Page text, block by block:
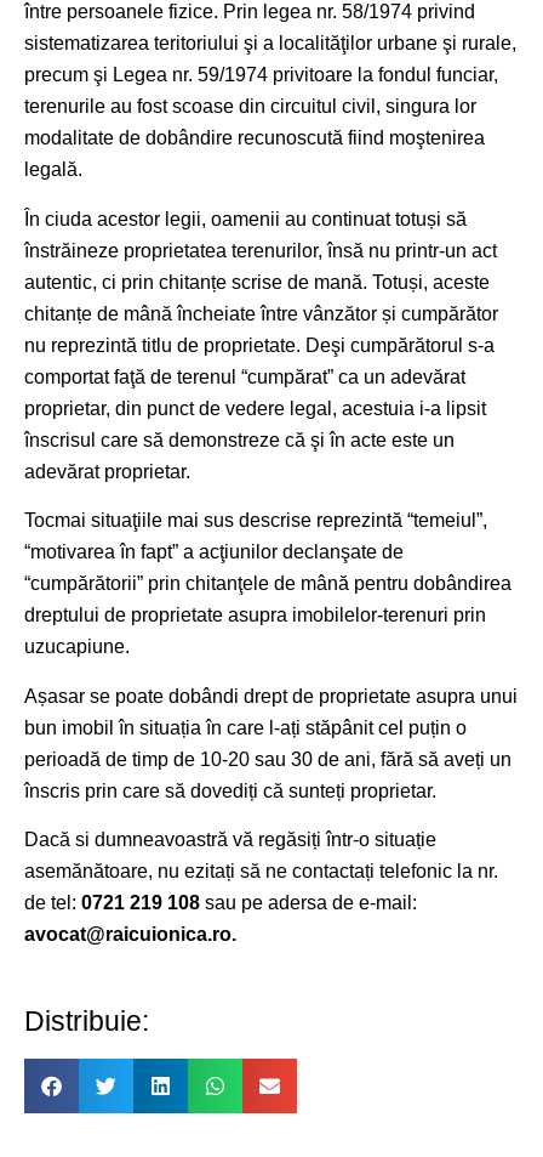
între persoanele fizice. Prin legea nr. 58/1974 privind
sistematizarea teritoriului şi a localităţilor urbane şi rurale,
precum şi Legea nr. 59/1974 privitoare la fondul funciar,
terenurile au fost scoase din circuitul civil, singura lor
modalitate de dobândire recunoscută fiind moştenirea
legală.
În ciuda acestor legii, oamenii au continuat totuși să
înstrăineze proprietatea terenurilor, însă nu printr-un act
autentic, ci prin chitanțe scrise de mană. Totuși, aceste
chitanțe de mână încheiate între vânzător și cumpărător
nu reprezintă titlu de proprietate. Deşi cumpărătorul s-a
comportat faţă de terenul “cumpărat” ca un adevărat
proprietar, din punct de vedere legal, acestuia i-a lipsit
înscrisul care să demonstreze că şi în acte este un
adevărat proprietar.
Tocmai situaţiile mai sus descrise reprezintă “temeiul”,
“motivarea în fapt” a acţiunilor declanşate de
“cumpărătorii” prin chitanţele de mână pentru dobândirea
dreptului de proprietate asupra imobilelor-terenuri prin
uzucapiune.
Așasar se poate dobândi drept de proprietate asupra unui
bun imobil în situația în care l-ați stăpânit cel puțin o
perioadă de timp de 10-20 sau 30 de ani, fără să aveți un
înscris prin care să dovediți că sunteți proprietar.
Dacă si dumneavoastră vă regăsiți într-o situație
asemănătoare, nu ezitați să ne contactați telefonic la nr.
de tel: 0721 219 108 sau pe adersa de e-mail:
avocat@raicuionica.ro.
Distribuie: